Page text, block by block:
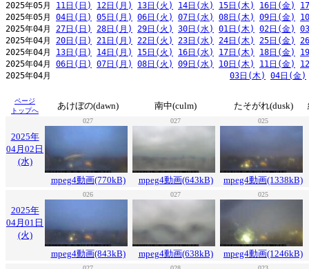
2025年05月 11日(日) 12日(月) 13日(火) 14日(水) 15日(木) 16日(金)
2025年05月 04日(日) 05日(月) 06日(火) 07日(水) 08日(木) 09日(金)
2025年04月 27日(日) 28日(月) 29日(火) 30日(水) 01日(木) 02日(金)
2025年04月 20日(日) 21日(月) 22日(火) 23日(水) 24日(木) 25日(金)
2025年04月 13日(日) 14日(月) 15日(火) 16日(水) 17日(木) 18日(金)
2025年04月 06日(日) 07日(月) 08日(火) 09日(水) 10日(木) 11日(金)
2025年04月 03日(木) 04日(金)
ページ
トップへ
あけぼの(dawn) 南中(culm) たそがれ(dusk)
027 027 025
2025年
04月02日
(水)
mpeg4動画(770kB)
mpeg4動画(643kB) mpeg4動画(1338kB)
026 027 025
2025年
04月01日
(火)
mpeg4動画(843kB)
mpeg4動画(638kB) mpeg4動画(1246kB)